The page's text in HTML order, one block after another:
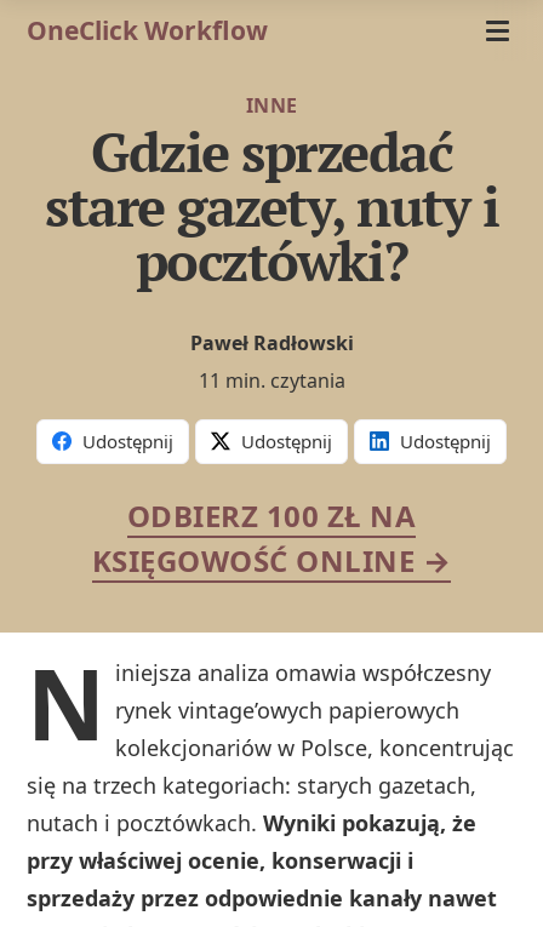
OneClick Workflow
INNE
Gdzie sprzedać
stare gazety, nuty i
pocztówki?
Paweł Radłowski
11 min. czytania
Udostępnij Udostępnij Udostępnij
ODBIERZ 100 ZŁ NA
KSIĘGOWOŚĆ ONLINE →
N
iniejsza analiza omawia współczesny
rynek vintage’owych papierowych
kolekcjonariów w Polsce, koncentrując
się na trzech kategoriach: starych gazetach,
nutach i pocztówkach.Wyniki pokazują, że
przy właściwej ocenie, konserwacji i
sprzedaży przez odpowiednie kanały nawet